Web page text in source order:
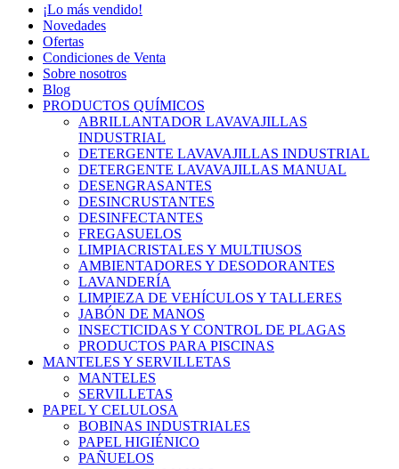
¡Lo más vendido!
Novedades
Ofertas
Condiciones de Venta
Sobre nosotros
Blog
PRODUCTOS QUÍMICOS
ABRILLANTADOR LAVAVAJILLAS
INDUSTRIAL
DETERGENTE LAVAVAJILLAS INDUSTRIAL
DETERGENTE LAVAVAJILLAS MANUAL
DESENGRASANTES
DESINCRUSTANTES
DESINFECTANTES
FREGASUELOS
LIMPIACRISTALES Y MULTIUSOS
AMBIENTADORES Y DESODORANTES
LAVANDERÍA
LIMPIEZA DE VEHÍCULOS Y TALLERES
JABÓN DE MANOS
INSECTICIDAS Y CONTROL DE PLAGAS
PRODUCTOS PARA PISCINAS
MANTELES Y SERVILLETAS
MANTELES
SERVILLETAS
PAPEL Y CELULOSA
BOBINAS INDUSTRIALES
PAPEL HIGIÉNICO
PAÑUELOS